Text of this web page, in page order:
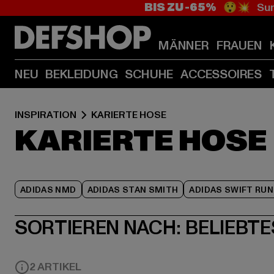
BIS ZU -65% 😲💥
MÄNNER FRAUEN
NEU BEKLEIDUNG SCHUHE ACCESSOIRES
INSPIRATION KARIERTE HOSE
KARIERTE HOSE
ADIDAS NMD ADIDAS STAN SMITH ADIDAS SWIFT RUN
SORTIEREN NACH:
2 ARTIKEL